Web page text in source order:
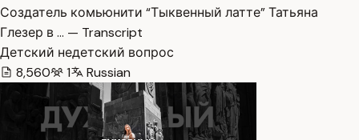
Создатель комьюнити “Тыквенный латте” Татьяна
Глезер в … — Transcript
Детский недетский вопрос
8,560
1 Russian